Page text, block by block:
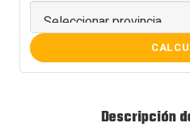
Descripción